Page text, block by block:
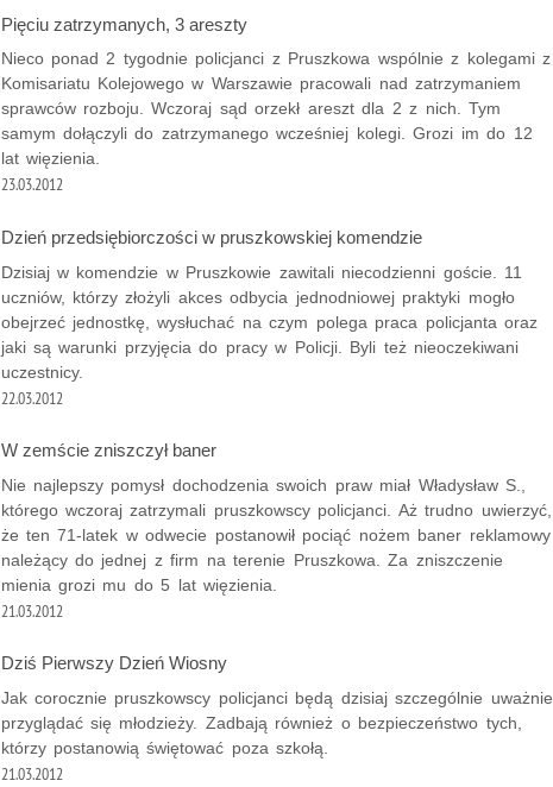
Pięciu zatrzymanych, 3 areszty
Nieco ponad 2 tygodnie policjanci z Pruszkowa wspólnie z kolegami z
Komisariatu Kolejowego w Warszawie pracowali nad zatrzymaniem
sprawców rozboju. Wczoraj sąd orzekł areszt dla 2 z nich. Tym
samym dołączyli do zatrzymanego wcześniej kolegi. Grozi im do 12
lat więzienia.
23.03.2012
Dzień przedsiębiorczości w pruszkowskiej komendzie
Dzisiaj w komendzie w Pruszkowie zawitali niecodzienni goście. 11
uczniów, którzy złożyli akces odbycia jednodniowej praktyki mogło
obejrzeć jednostkę, wysłuchać na czym polega praca policjanta oraz
jaki są warunki przyjęcia do pracy w Policji. Byli też nieoczekiwani
uczestnicy.
22.03.2012
W zemście zniszczył baner
Nie najlepszy pomysł dochodzenia swoich praw miał Władysław S.,
którego wczoraj zatrzymali pruszkowscy policjanci. Aż trudno uwierzyć,
że ten 71-latek w odwecie postanowił pociąć nożem baner reklamowy
należący do jednej z firm na terenie Pruszkowa. Za zniszczenie
mienia grozi mu do 5 lat więzienia.
21.03.2012
Dziś Pierwszy Dzień Wiosny
Jak corocznie pruszkowscy policjanci będą dzisiaj szczególnie uważnie
przyglądać się młodzieży. Zadbają również o bezpieczeństwo tych,
którzy postanowią świętować poza szkołą.
21.03.2012